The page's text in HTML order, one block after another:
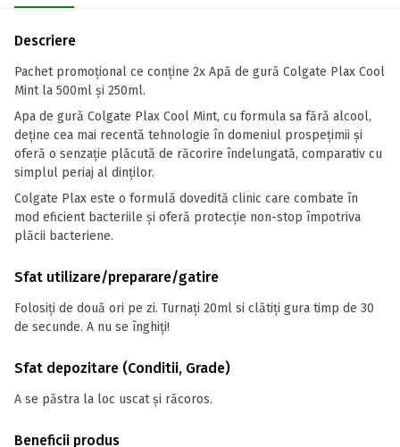
Descriere
Pachet promoțional ce conține 2x Apă de gură Colgate Plax Cool
Mint la 500ml și 250ml.
Apa de gură Colgate Plax Cool Mint, cu formula sa fără alcool,
deține cea mai recentă tehnologie în domeniul prospețimii și
oferă o senzație plăcută de răcorire îndelungată, comparativ cu
simplul periaj al dinților.
Colgate Plax este o formulă dovedită clinic care combate în
mod eficient bacteriile și oferă protecție non-stop împotriva
plăcii bacteriene.
Sfat utilizare/preparare/gatire
Folosiți de două ori pe zi. Turnați 20ml si clătiți gura timp de 30
de secunde. A nu se înghiți!
Sfat depozitare (Conditii, Grade)
A se păstra la loc uscat și răcoros.
Beneficii produs